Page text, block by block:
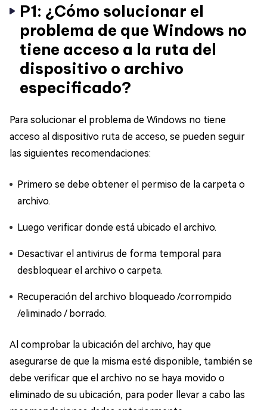
P1: ¿Cómo solucionar el
problema de que Windows no
tiene acceso a la ruta del
dispositivo o archivo
especificado?
Para solucionar el problema de Windows no tiene
acceso al dispositivo ruta de acceso, se pueden seguir
las siguientes recomendaciones:
Primero se debe obtener el permiso de la carpeta o
archivo.
Luego verificar donde está ubicado el archivo.
Desactivar el antivirus de forma temporal para
desbloquear el archivo o carpeta.
Recuperación del archivo bloqueado /corrompido
/eliminado / borrado.
Al comprobar la ubicación del archivo, hay que
asegurarse de que la misma esté disponible, también se
debe verificar que el archivo no se haya movido o
eliminado de su ubicación, para poder llevar a cabo las